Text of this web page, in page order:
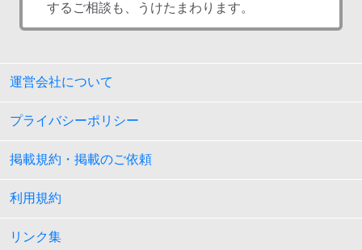
するご相談も、うけたまわります。
運営会社について
プライバシーポリシー
掲載規約・掲載のご依頼
利用規約
リンク集